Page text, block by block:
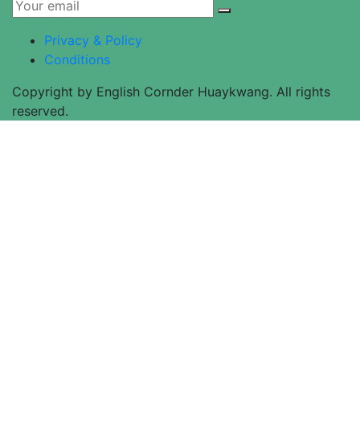
Privacy & Policy
Conditions
Copyright by English Cornder Huaykwang. All rights
reserved.